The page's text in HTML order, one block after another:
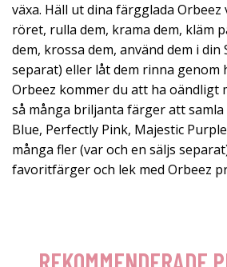
växa. Häll ut dina färgglada
röret, rulla dem, krama dem, kläm
dem, krossa dem, använd dem i din
separat) eller låt dem rinna genom
Orbeez kommer du att ha oändligt
så många briljanta färger att
Blue, Perfectly Pink, Majestic
många fler (var och en säljs
favoritfärger och lek med Orbeez